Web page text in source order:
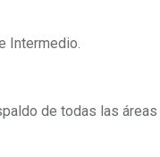
Intermedio.
de todas las